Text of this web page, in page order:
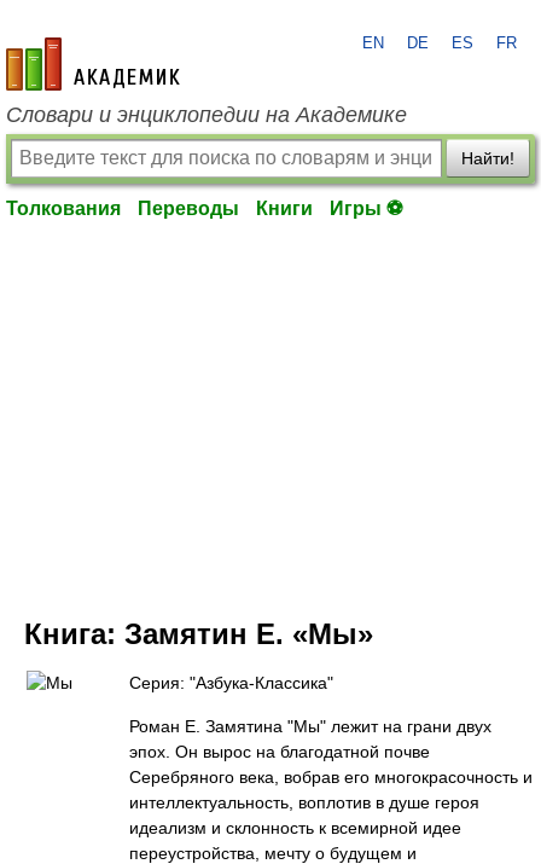
academic.ru
EN DE ES FR
Словари и энциклопедии на Академике
Найти!
Толкования Переводы Книги Игры ⚽
Книга: Замятин Е. «Мы»
Серия: "Азбука-Классика"
Роман Е. Замятина "Мы" лежит на грани двух
эпох. Он вырос на благодатной почве
Серебряного века, вобрав его многокрасочность и
интеллектуальность, воплотив в душе героя
идеализм и склонность к всемирной идее
переустройства, мечту о будущем и